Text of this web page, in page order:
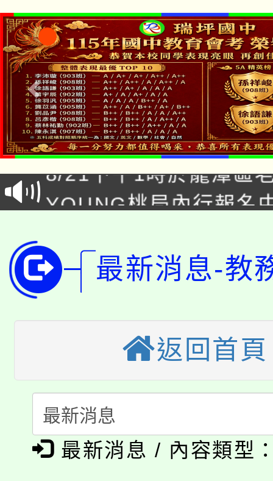
「本色祭」8/29、30在
8/21下午1時於龍潭區
徵才活動。
YOUNG桃局內行報名
開!
115年桃園市運動會8/
田徑場及游泳池舉行。
桃園市低收入戶享有免
視費優惠，中低收入戶
半價優惠，詳情可洽有
者。
大園自造教育及科技中
份教師增能研習
大溪自造教育及科技
份教師研習
淨零綠生活教案入校路
會
115年食農教育專業人
程
「本色祭」8/29、30在
最新消息-教
返回首頁
最新消息 / 內容類型